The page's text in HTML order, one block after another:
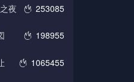
253085
夜
198955
1065455